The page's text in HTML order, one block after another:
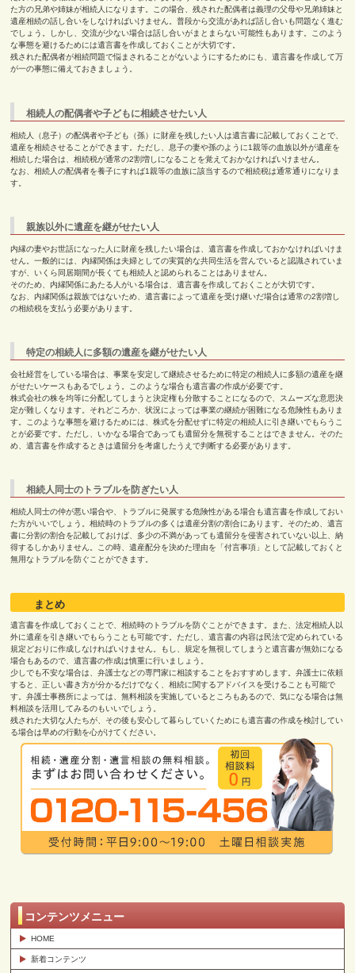
た方の兄弟や姉妹が相続人になります。この場合、残された配偶者は義理の父母や兄弟姉妹と
遺産相続の話し合いをしなければいけません。普段から交流があれば話し合いも問題なく進む
でしょう。しかし、交流が少ない場合は話し合いがまとまらない可能性もあります。このよう
な事態を避けるためには遺言書を作成しておくことが大切です。
残された配偶者が相続問題で悩まされることがないようにするためにも、遺言書を作成して万
が一の事態に備えておきましょう。
相続人の配偶者や子どもに相続させたい人
相続人（息子）の配偶者や子ども（孫）に財産を残したい人は遺言書に記載しておくことで、
遺産を相続させることができます。ただし、息子の妻や孫のように1親等の血族以外が遺産を
相続した場合は、相続税が通常の2割増しになることを覚えておかなければいけません。
なお、相続人の配偶者を養子にすれば1親等の血族に該当するので相続税は通常通りになりま
す。
親族以外に遺産を継がせたい人
内縁の妻やお世話になった人に財産を残したい場合は、遺言書を作成しておかなければいけま
せん。一般的には、内縁関係は夫婦としての実質的な共同生活を営んでいると認識されていま
すが、いくら同居期間が長くても相続人と認められることはありません。
そのため、内縁関係にあたる人がいる場合は、遺言書を作成しておくことが大切です。
なお、内縁関係は親族ではないため、遺言書によって遺産を受け継いだ場合は通常の2割増し
の相続税を支払う必要があります。
特定の相続人に多額の遺産を継がせたい人
会社経営をしている場合は、事業を安定して継続させるために特定の相続人に多額の遺産を継
がせたいケースもあるでしょう。このような場合も遺言書の作成が必要です。
株式会社の株を均等に分配してしまうと決定権も分散することになるので、スムーズな意思決
定が難しくなります。それどころか、状況によっては事業の継続が困難になる危険性もありま
す。このような事態を避けるためには、株式を分配せずに特定の相続人に引き継いでもらうこ
とが必要です。ただし、いかなる場合であっても遺留分を無視することはできません。そのた
め、遺言書を作成するときは遺留分を考慮したうえで判断する必要があります。
相続人同士のトラブルを防ぎたい人
相続人同士の仲が悪い場合や、トラブルに発展する危険性がある場合も遺言書を作成しておい
た方がいいでしょう。相続時のトラブルの多くは遺産分割の割合にあります。そのため、遺言
書に分割の割合を記載しておけば、多少の不満があっても遺留分を侵害されていない以上、納
得するしかありません。この時、遺産配分を決めた理由を「付言事項」として記載しておくと
無用なトラブルを防ぐことができます。
まとめ
遺言書を作成しておくことで、相続時のトラブルを防ぐことができます。また、法定相続人以
外に遺産を引き継いでもらうことも可能です。ただし、遺言書の内容は民法で定められている
規定どおりに作成しなければいけません。もし、規定を無視してしまうと遺言書が無効になる
場合もあるので、遺言書の作成は慎重に行いましょう。
少しでも不安な場合は、弁護士などの専門家に相談することをおすすめします。弁護士に依頼
すると、正しい書き方が分かるだけでなく、相続に関するアドバイスを受けることも可能で
す。弁護士事務所によっては、無料相談を実施しているところもあるので、気になる場合は無
料相談を活用してみるのもいいでしょう。
残された大切な人たちが、その後も安心して暮らしていくためにも遺言書の作成を検討してい
る場合は早めの行動を心がけてください。
コンテンツメニュー
HOME
新着コンテンツ